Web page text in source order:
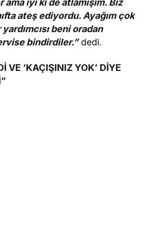
ateş ediyordu. Ayağım çok
beni oradan
bindirdiler.”dedi.
VE ‘KAÇIŞINIZ YOK’ DİYE